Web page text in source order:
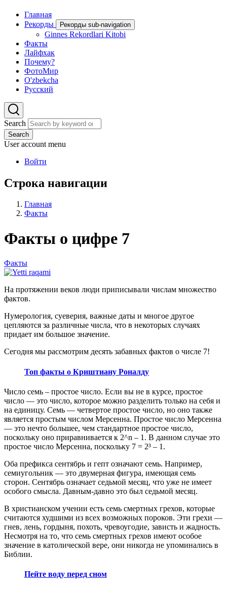
Главная
Рекорды
Рекорды sub-navigation
Ginnes Rekordlari Kitobi
Факты
Лайфхак
Почему?
ФотоМир
O'zbekcha
Русский
Search
Search
User account menu
Войти
Строка навигации
Главная
Факты
Факты о цифре 7
Факты
На протяжении веков люди приписывали числам множество
фактов.
Нумерология, суеверия, важные даты и многое другое
цепляются за различные числа, что в некоторых случаях
придает им большое значение.
Сегодня мы рассмотрим десять забавных фактов о числе 7!
Топ факты о Криштиану Роналду
Число семь – простое число. Если вы не в курсе, простое
число — это число, которое можно разделить только на себя и
на единицу. Семь — четвертое простое число, но оно также
является простым числом Мерсенна. Простое число Мерсенна
— это нечто большее, чем стандартное простое число,
поскольку оно приравнивается к 2^n – 1. В данном случае это
простое число Мерсенна, поскольку 7 = 2³ – 1.
Оба префикса сентябрь и гепт означают семь. Например,
семиугольник — это двумерная фигура, имеющая семь
сторон. Сентябрь означает седьмой месяц, что уже не имеет
особого смысла. Давным-давно это был седьмой месяц.
В христианском учении есть семь смертных грехов, которые
считаются худшими из всех возможных пороков. Эти грехи —
гнев, лень, гордыня, похоть, чревоугодие, зависть и жадность.
Несмотря на то, что семь смертных грехов имеют особое
значение в католической вере, они никогда не упоминались в
Библии.
Пейте воду перед сном